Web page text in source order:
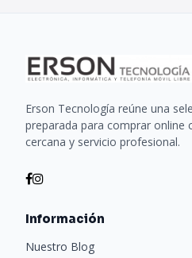
Erson Tecnología reúne una
preparada para comprar online
cercana y servicio profesional.
Información
Nuestro Blog